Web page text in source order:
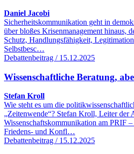
Daniel Jacobi
Sicherheitskommunikation geht in
über bloßes Krisenmanagement hinaus,
Schutz, Handlungsfähigkeit,
Selbstbesc…
Debattenbeitrag / 15.12.2025
Wissenschaftliche Beratung,
Stefan Kroll
Wie steht es um die
„Zeitenwende“? Stefan Kroll, Leiter der
Wissenschaftskommunikation am PRIF
Friedens- und Konfl…
Debattenbeitrag / 15.12.2025